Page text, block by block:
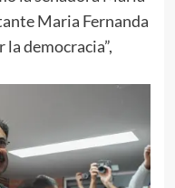
Maria Fernanda
la democracia”,